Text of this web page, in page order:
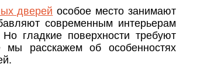
дверей особое место занимают
современным интерьерам
гладкие поверхности требуют
расскажем об особенностях